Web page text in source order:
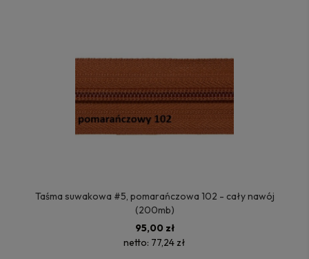
Taśma suwakowa #5, pomarańczowa 102 - cały nawój
(200mb)
95,00 zł
netto: 77,24 zł